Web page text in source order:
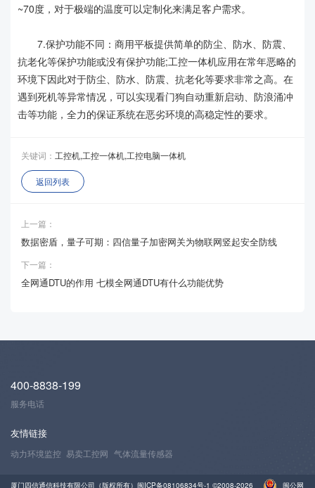
~70度，对于极端的温度可以定制化来满足客户需求。
7.保护功能不同：商用平板提供简单的防尘、防水、防震、
抗老化等保护功能或没有保护功能;工控一体机应用在常年恶略的
环境下因此对于防尘、防水、防震、抗老化等要求非常之高。在
遇到死机等异常情况，可以实现看门狗自动重新启动、防浪涌冲
击等功能，全力的保证系统在恶劣环境的高稳定性的要求。
关键词： 工控机,工控一体机,工控电脑一体机
返回列表
上一篇：
数据密盾，量子可期：四信量子加密网关为物联网竖起安全防线
下一篇：
全网通DTU的作用 七模全网通DTU有什么功能优势
400-8838-199
服务电话
友情链接
动力环境监控 易卖工控网 气体流量传感器
厦门四信通信科技有限公司（版权所有） 闽ICP备08106834号-1 ©2008-2026 闽公网